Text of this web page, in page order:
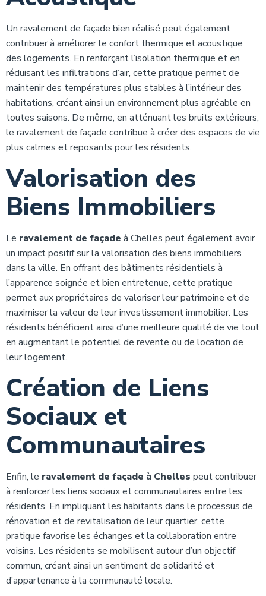
Un ravalement de façade bien réalisé peut également
contribuer à améliorer le confort thermique et acoustique
des logements. En renforçant l’isolation thermique et en
réduisant les infiltrations d’air, cette pratique permet de
maintenir des températures plus stables à l’intérieur des
habitations, créant ainsi un environnement plus agréable en
toutes saisons. De même, en atténuant les bruits extérieurs,
le ravalement de façade contribue à créer des espaces de vie
plus calmes et reposants pour les résidents.
Valorisation des
Biens Immobiliers
Le ravalement de façade à Chelles peut également avoir
un impact positif sur la valorisation des biens immobiliers
dans la ville. En offrant des bâtiments résidentiels à
l’apparence soignée et bien entretenue, cette pratique
permet aux propriétaires de valoriser leur patrimoine et de
maximiser la valeur de leur investissement immobilier. Les
résidents bénéficient ainsi d’une meilleure qualité de vie tout
en augmentant le potentiel de revente ou de location de
leur logement.
Création de Liens
Sociaux et
Communautaires
Enfin, le ravalement de façade à Chelles peut contribuer
à renforcer les liens sociaux et communautaires entre les
résidents. En impliquant les habitants dans le processus de
rénovation et de revitalisation de leur quartier, cette
pratique favorise les échanges et la collaboration entre
voisins. Les résidents se mobilisent autour d’un objectif
commun, créant ainsi un sentiment de solidarité et
d’appartenance à la communauté locale.